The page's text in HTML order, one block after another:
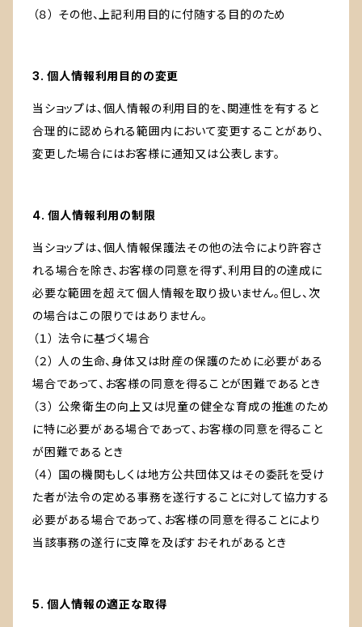
（８） その他、上記利用目的に付随する目的のため
3. 個人情報利用目的の変更
当ショップは、個人情報の利用目的を、関連性を有すると
合理的に認められる範囲内において変更することがあり、
変更した場合にはお客様に通知又は公表します。
4. 個人情報利用の制限
当ショップは、個人情報保護法その他の法令により許容さ
れる場合を除き、お客様の同意を得ず、利用目的の達成に
必要な範囲を超えて個人情報を取り扱いません。但し、次
の場合はこの限りではありません。
（１） 法令に基づく場合
（２） 人の生命、身体又は財産の保護のために必要がある
場合であって、お客様の同意を得ることが困難であるとき
（３） 公衆衛生の向上又は児童の健全な育成の推進のため
に特に必要がある場合であって、お客様の同意を得ること
が困難であるとき
（４） 国の機関もしくは地方公共団体又はその委託を受け
た者が法令の定める事務を遂行することに対して協力する
必要がある場合であって、お客様の同意を得ることにより
当該事務の遂行に支障を及ぼすおそれがあるとき
5. 個人情報の適正な取得